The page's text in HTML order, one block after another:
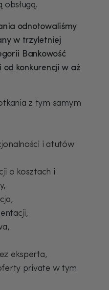
obsługą.
odnotowaliśmy
w trzyletniej
Bankowość
od konkurencji w aż
z tym samym
i atutów
o kosztach i
eksperta,
private w tym